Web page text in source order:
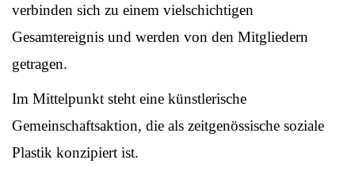
verbinden sich zu einem vielschichtigen
Gesamtereignis und werden von den Mitgliedern
getragen.
Im Mittelpunkt steht eine künstlerische
Gemeinschaftsaktion, die als zeitgenössische soziale
Plastik konzipiert ist.